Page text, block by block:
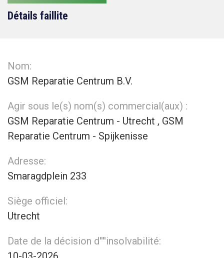
Détails faillite
Nom:
GSM Reparatie Centrum B.V.
Agir sous le(s) nom(s) commercial(aux) :
GSM Reparatie Centrum - Utrecht , GSM
Reparatie Centrum - Spijkenisse
Adresse:
Smaragdplein 233
Siège officiel:
Utrecht
Date de la décision d''''insolvabilité: